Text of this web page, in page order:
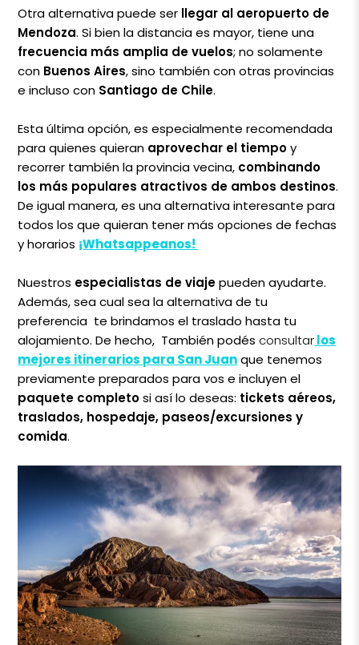
Otra alternativa puede ser llegar al aeropuerto de
Mendoza. Si bien la distancia es mayor, tiene una
frecuencia más amplia de vuelos; no solamente
con Buenos Aires, sino también con otras provincias
e incluso con Santiago de Chile.
Esta última opción, es especialmente recomendada
para quienes quieran aprovechar el tiempoy
recorrer también la provincia vecina, combinando
los más populares atractivos de ambos destinos.
De igual manera, es una alternativa interesante para
todos los que quieran tener más opciones de fechas
y horarios ¡Whatsappeanos!
Nuestros especialistas de viajepueden ayudarte.
Además, sea cual sea la alternativa de tu
preferencia te brindamos el traslado hasta tu
alojamiento. De hecho, También podés consultarlos
mejores itinerarios para San Juanque tenemos
previamente preparados para vos e incluyen el
paquete completosi así lo deseas: tickets aéreos,
traslados, hospedaje, paseos/excursiones y
comida.